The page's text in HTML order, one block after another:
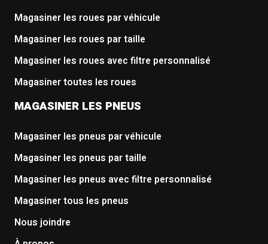
Magasiner les roues par véhicule
Magasiner les roues par taille
Magasiner les roues avec filtre personnalisé
Magasiner toutes les roues
MAGASINER LES PNEUS
Magasiner les pneus par véhicule
Magasiner les pneus par taille
Magasiner les pneus avec filtre personnalisé
Magasiner tous les pneus
Nous joindre